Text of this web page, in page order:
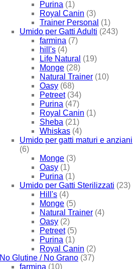
Purina (1)
Royal Canin (3)
Trainer Personal (1)
Umido per Gatti Adulti (243)
farmina (7)
hill's (4)
Life Natural (19)
Monge (28)
Natural Trainer (10)
Oasy (68)
Petreet (34)
Purina (47)
Royal Canin (1)
Sheba (21)
Whiskas (4)
Umido per gatti maturi e anziani
(6)
Monge (3)
Oasy (1)
Purina (1)
Umido per Gatti Sterilizzati (23)
Hill's (4)
Monge (5)
Natural Trainer (4)
Oasy (2)
Petreet (5)
Purina (1)
Royal Canin (2)
No Glutine / No Grano (37)
farmina (10)